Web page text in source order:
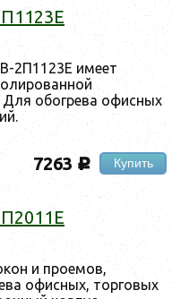
2П1123Е имеет
обогрева офисных
7263 c Купить
и проемов,
офисных, торговых